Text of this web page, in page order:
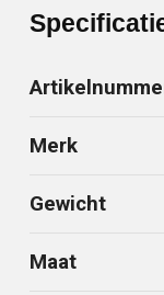
Merk
Gewicht
Maat